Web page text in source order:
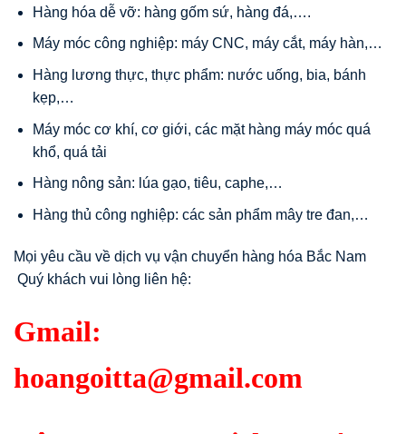
Hàng hóa dễ vỡ: hàng gốm sứ, hàng đá,….
Máy móc công nghiệp: máy CNC, máy cắt, máy hàn,…
Hàng lương thực, thực phẩm: nước uống, bia, bánh
kẹp,…
Máy móc cơ khí, cơ giới, các mặt hàng máy móc quá
khổ, quá tải
Hàng nông sản: lúa gạo, tiêu, caphe,…
Hàng thủ công nghiệp: các sản phẩm mây tre đan,…
Mọi yêu cầu về dịch vụ vận chuyển hàng hóa Bắc Nam
Quý khách vui lòng liên hệ:
Gmail:
hoangoitta@gmail.com